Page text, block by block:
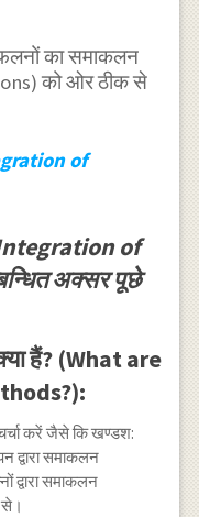
3
\\ \text {
\log
1}
\\
\frac{3}{2}
x-
1-
का समाकलन
को ओर ठीक से
of
of
अक्सर पूछे
हैं? (What are
करें जैसे कि खण्डश:
समाकलन
समाकलन